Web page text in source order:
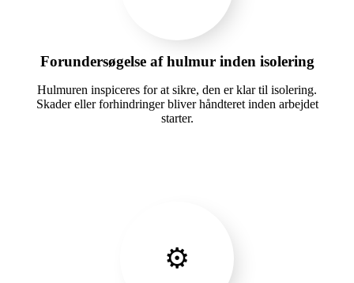
Forundersøgelse af hulmur inden isolering
Hulmuren inspiceres for at sikre, den er klar til isolering.
Skader eller forhindringer bliver håndteret inden arbejdet
starter.
⚙️